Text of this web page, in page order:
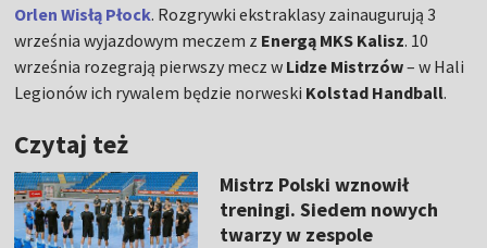
Orlen Wisłą Płock. Rozgrywki ekstraklasy zainaugurują 3
września wyjazdowym meczem z Energą MKS Kalisz. 10
września rozegrają pierwszy mecz w Lidze Mistrzów– w Hali
Legionów ich rywalem będzie norweski Kolstad Handball.
Czytaj też
Mistrz Polski wznowił
treningi. Siedem nowych
twarzy w zespole